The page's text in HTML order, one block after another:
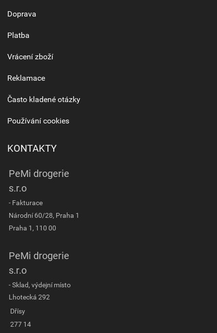
Doprava
Platba
Vrácení zboží
Reklamace
Často kladené otázky
Používání cookies
KONTAKTY
PeMi drogerie
s.r.o
- Fakturace
Národní 60/28, Praha 1
Praha 1, 110 00
PeMi drogerie
s.r.o
- Sklad, výdejní místo
Lhotecká 292
Dřísy
277 14